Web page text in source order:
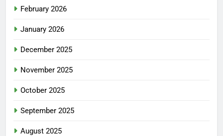
February 2026
January 2026
December 2025
November 2025
October 2025
September 2025
August 2025